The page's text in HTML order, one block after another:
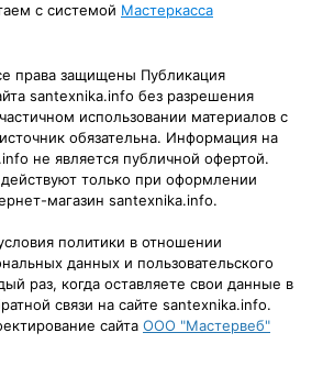
с системой Мастеркасса
права защищены Публикация
santexnika.info без разрешения
использовании материалов с
обязательна. Информация на
не является публичной офертой.
только при оформлении
магазин santexnika.info.
политики в отношении
данных и пользовательского
раз, когда оставляете свои данные в
связи на сайте santexnika.info.
сайта ООО "Мастервеб"